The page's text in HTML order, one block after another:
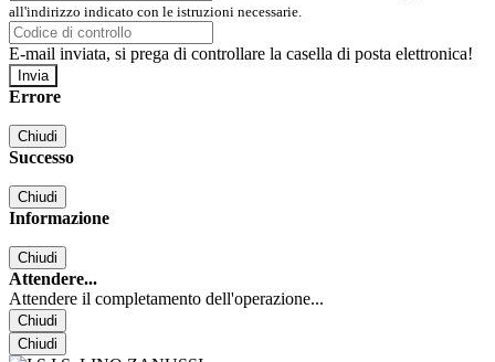
all'indirizzo indicato con le istruzioni necessarie.
E-mail inviata, si prega di controllare la casella di posta elettronica!
Errore
Chiudi
Successo
Chiudi
Informazione
Chiudi
Attendere...
Attendere il completamento dell'operazione...
Chiudi
Chiudi